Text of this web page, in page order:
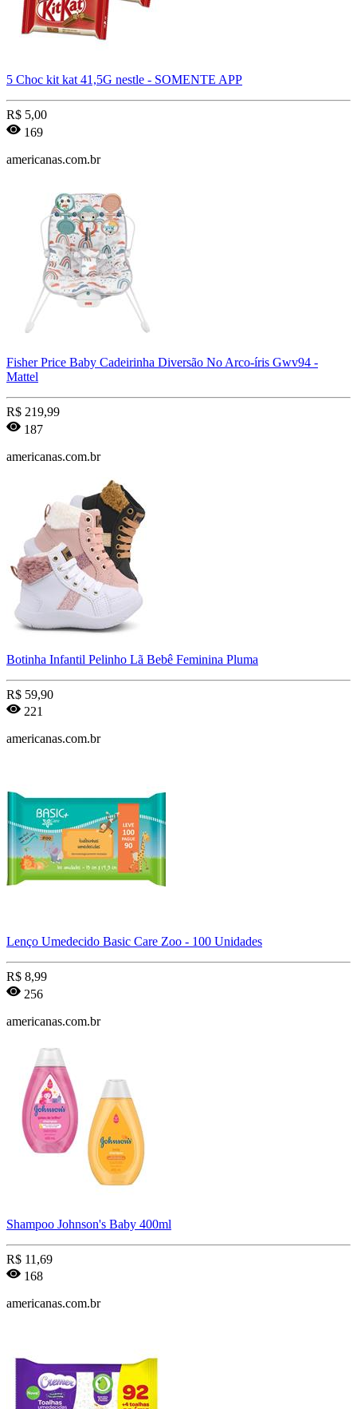
5 Choc kit kat 41,5G nestle - SOMENTE APP
R$ 5,00
169
americanas.com.br
Fisher Price Baby Cadeirinha Diversão No Arco-íris Gwv94 -
Mattel
R$ 219,99
187
americanas.com.br
Botinha Infantil Pelinho Lã Bebê Feminina Pluma
R$ 59,90
221
americanas.com.br
Lenço Umedecido Basic Care Zoo - 100 Unidades
R$ 8,99
256
americanas.com.br
Shampoo Johnson's Baby 400ml
R$ 11,69
168
americanas.com.br